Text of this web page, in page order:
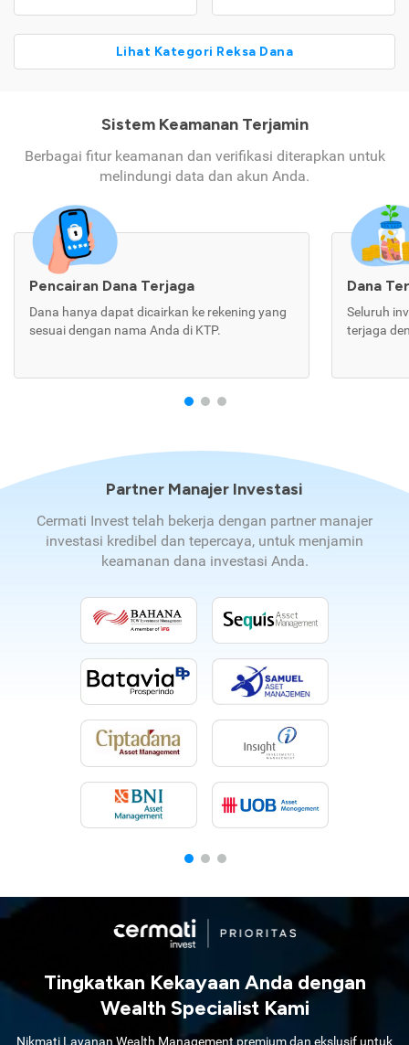
Lihat Kategori Reksa Dana
Sistem Keamanan Terjamin
Berbagai fitur keamanan dan verifikasi diterapkan untuk
melindungi data dan akun Anda.
Pencairan Dana Terjaga
Dana hanya dapat dicairkan ke rekening yang
sesuai dengan nama Anda di KTP.
Dana
Seluruh
terjaga
Partner Manajer Investasi
Cermati Invest telah bekerja dengan partner manajer
investasi kredibel dan tepercaya, untuk menjamin
keamanan dana investasi Anda.
Tingkatkan Kekayaan Anda dengan
Wealth Specialist Kami
Nikmati Layanan Wealth Management premium dan ekslusif untuk